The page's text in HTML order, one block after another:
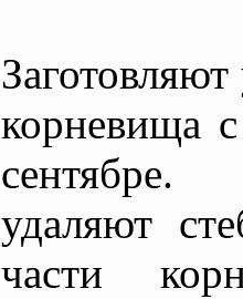
корневища
удаляют
части